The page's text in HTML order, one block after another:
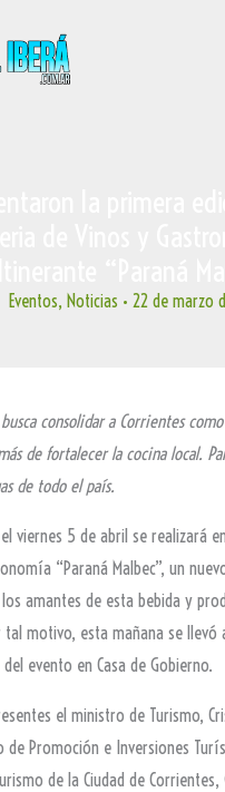
Eventos, Noticias • 22 de marzo
consolidar a Corrientes
de fortalecer la cocina local.
de todo el país.
viernes 5 de abril se realizará
“Paraná Malbec”, un
amantes de esta bebida y
tal motivo, esta mañana se llevó
evento en Casa de Gobierno.
el ministro de Turismo,
de Promoción e Inversiones
de la Ciudad de Corrientes,